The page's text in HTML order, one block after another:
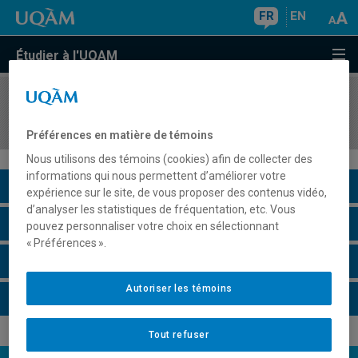
FR EN
Étudier à l'UQAM
COURS//
Description du cours
Horaire - Été 2026
Préférences en matière de témoins
Nous utilisons des témoins (cookies) afin de collecter des
informations qui nous permettent d’améliorer votre
expérience sur le site, de vous proposer des contenus vidéo,
d’analyser les statistiques de fréquentation, etc. Vous
pouvez personnaliser votre choix en sélectionnant
« Préférences ».
Tout refuser
Autoriser les témoins